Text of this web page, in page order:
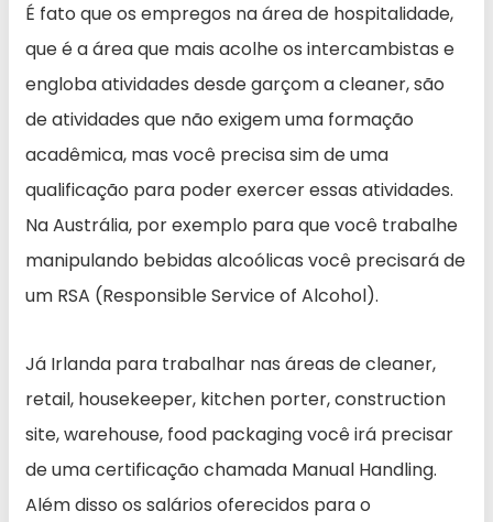
É fato que os empregos na área de hospitalidade,
que é a área que mais acolhe os intercambistas e
engloba atividades desde garçom a cleaner, são
de atividades que não exigem uma formação
acadêmica, mas você precisa sim de uma
qualificação para poder exercer essas atividades.
Na Austrália, por exemplo para que você trabalhe
manipulando bebidas alcoólicas você precisará de
um RSA (Responsible Service of Alcohol).
Já Irlanda para trabalhar nas áreas de cleaner,
retail, housekeeper, kitchen porter, construction
site, warehouse, food packaging você irá precisar
de uma certificação chamada Manual Handling.
Além disso os salários oferecidos para o